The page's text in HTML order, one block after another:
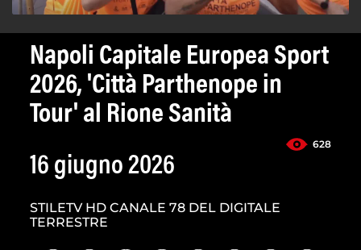
Napoli Capitale Europea Sport
2026, 'Città Parthenope in
Tour' al Rione Sanità
628
16 giugno 2026
STILETV HD CANALE 78 DEL DIGITALE
TERRESTRE